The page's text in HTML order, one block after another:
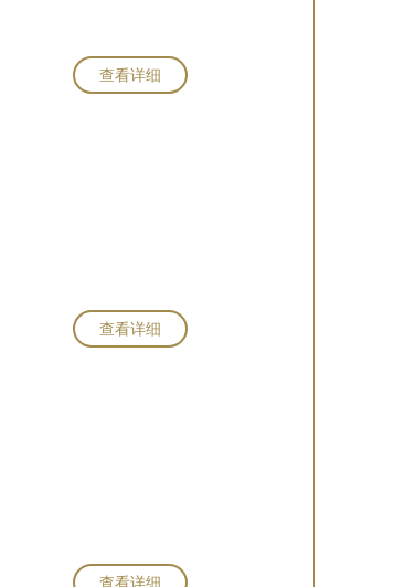
查看详细
查看详细
查看详细